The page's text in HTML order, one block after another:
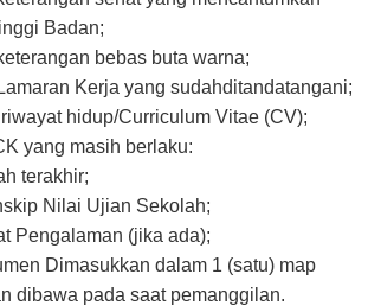
Badan;
bebas buta warna;
Kerja yang sudahditandatangani;
hidup/Curriculum Vitae (CV);
yang masih berlaku:
terakhir;
Nilai Ujian Sekolah;
Pengalaman (jika ada);
Dimasukkan dalam 1 (satu) map
dibawa pada saat pemanggilan.